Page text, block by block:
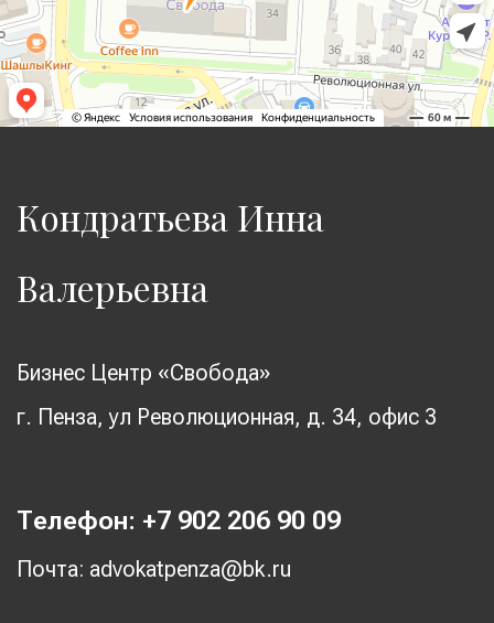
Кондратьева Инна
Валерьевна
Бизнес Центр «Свобода»
г. Пенза, ул Революционная, д. 34, офис 3
Телефон: +7 902 206 90 09
Почта: advokatpenza@bk.ru